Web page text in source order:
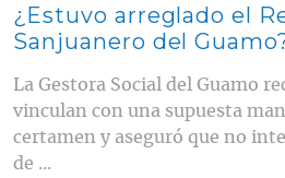
¿Estuvo arreglado el
Sanjuanero del
La Gestora Social del Guamo
vinculan con una supuesta
certamen y aseguró que no
de ...